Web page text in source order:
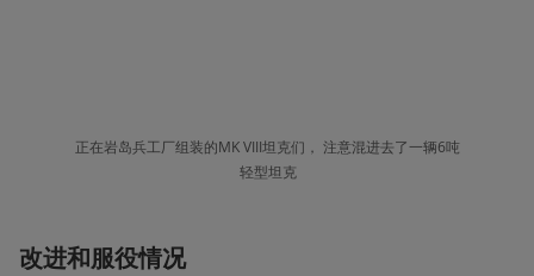
正在岩岛兵工厂组装的MK VIII坦克们， 注意混进去了一辆6吨
轻型坦克
改进和服役情况